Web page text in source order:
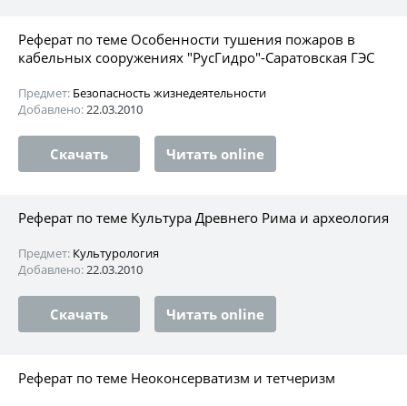
Реферат по теме Особенности тушения пожаров в
кабельных сооружениях "РусГидро"-Саратовская ГЭС
Предмет: Безопасность жизнедеятельности
Добавлено:22.03.2010
Скачать Читать online
Реферат по теме Культура Древнего Рима и археология
Предмет: Культурология
Добавлено:22.03.2010
Скачать Читать online
Реферат по теме Неоконсерватизм и тетчеризм